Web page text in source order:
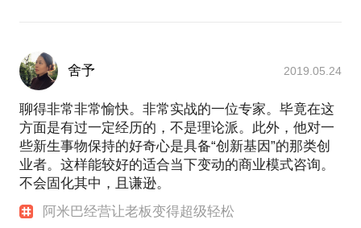
舍予 2019.05.24
聊得非常非常愉快。非常实战的一位专家。毕竟在这
方面是有过一定经历的，不是理论派。此外，他对一
些新生事物保持的好奇心是具备“创新基因”的那类创
业者。这样能较好的适合当下变动的商业模式咨询。
不会固化其中，且谦逊。
阿米巴经营让老板变得超级轻松